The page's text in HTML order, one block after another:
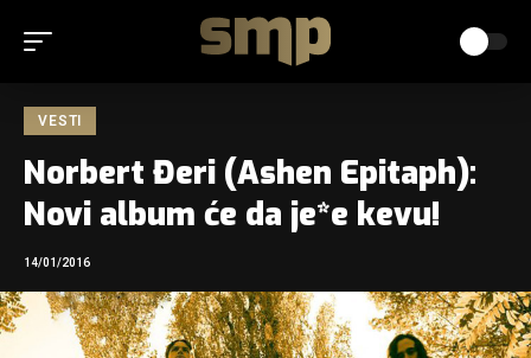
VESTI
Norbert Đeri (Ashen Epitaph):
Novi album će da je*e kevu!
14/01/2016